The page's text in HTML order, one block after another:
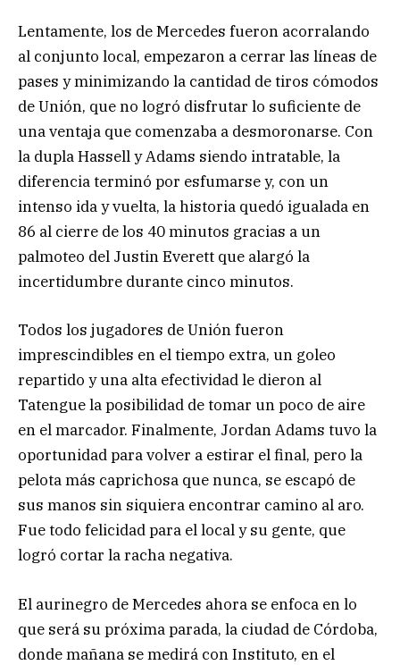
Lentamente, los de Mercedes fueron acorralando
al conjunto local, empezaron a cerrar las líneas de
pases y minimizando la cantidad de tiros cómodos
de Unión, que no logró disfrutar lo suficiente de
una ventaja que comenzaba a desmoronarse. Con
la dupla Hassell y Adams siendo intratable, la
diferencia terminó por esfumarse y, con un
intenso ida y vuelta, la historia quedó igualada en
86 al cierre de los 40 minutos gracias a un
palmoteo del Justin Everett que alargó la
incertidumbre durante cinco minutos.
Todos los jugadores de Unión fueron
imprescindibles en el tiempo extra, un goleo
repartido y una alta efectividad le dieron al
Tatengue la posibilidad de tomar un poco de aire
en el marcador. Finalmente, Jordan Adams tuvo la
oportunidad para volver a estirar el final, pero la
pelota más caprichosa que nunca, se escapó de
sus manos sin siquiera encontrar camino al aro.
Fue todo felicidad para el local y su gente, que
logró cortar la racha negativa.
El aurinegro de Mercedes ahora se enfoca en lo
que será su próxima parada, la ciudad de Córdoba,
donde mañana se medirá con Instituto, en el